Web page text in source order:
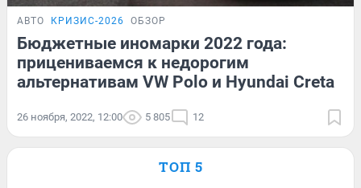
АВТО КРИЗИС-2026 ОБЗОР
Бюджетные иномарки 2022 года:
прицениваемся к недорогим
альтернативам VW Polo и Hyundai Creta
26 ноября, 2022, 12:00 5 805 12
ТОП 5